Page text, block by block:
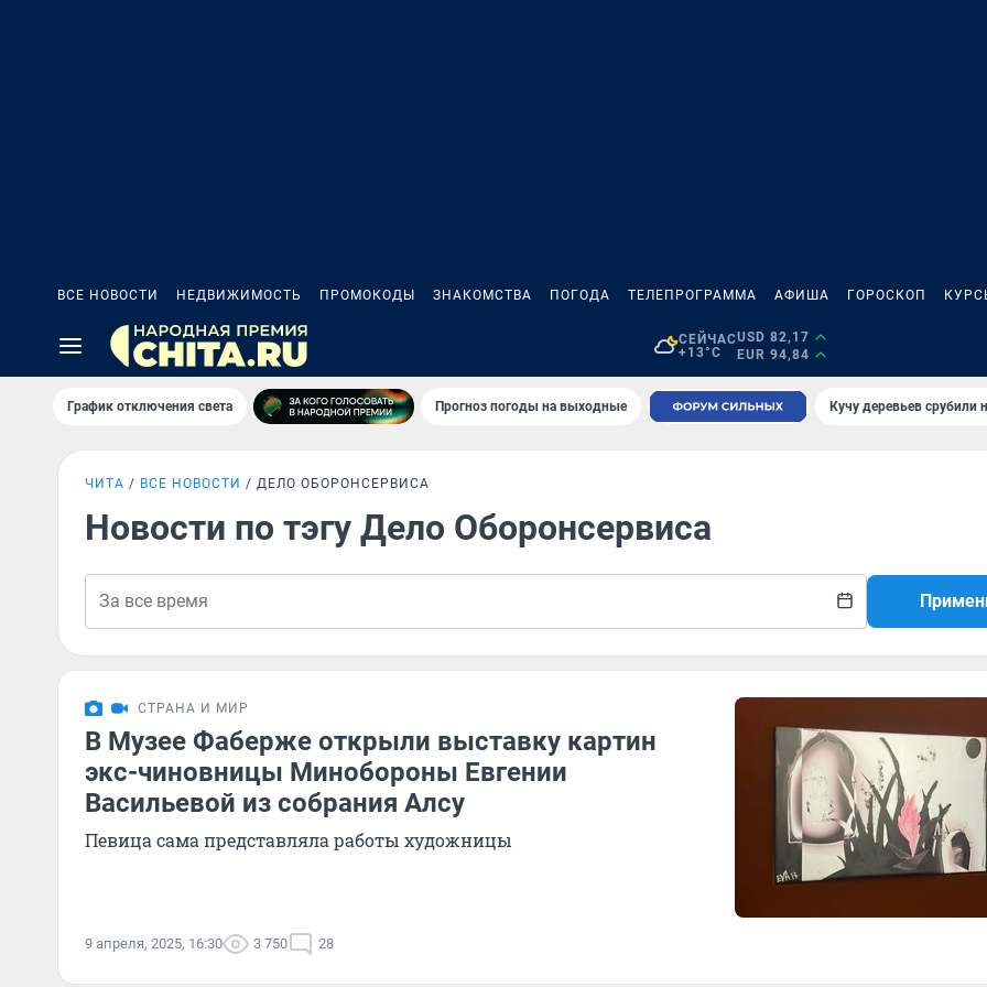
ВСЕ НОВОСТИ НЕДВИЖИМОСТЬ ПРОМОКОДЫ ЗНАКОМСТВА ПОГОДА ТЕЛЕПРОГРАММА АФИША ГОРОСКОП
СЕЙЧАС
+13°C
USD 82,17
EUR 94,84
График отключения света Прогноз погоды на выходные Кучу деревьев срубили
ЧИТА ВСЕ НОВОСТИ ДЕЛО ОБОРОНСЕРВИСА
Новости по тэгу Дело Оборонсервиса
СТРАНА И МИР
В Музее Фаберже открыли выставку картин
экс-чиновницы Минобороны Евгении
Васильевой из собрания Алсу
Певица сама представляла работы художницы
9 апреля, 2025, 16:30 3 750 28